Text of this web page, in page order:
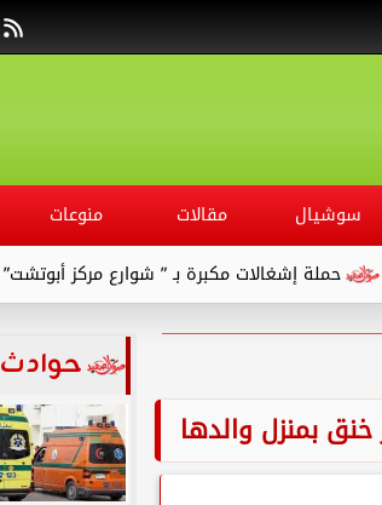
سوشيال مقالات منوعات
إشغالات مكبرة بـ ” شوارع مركز أبوتشت” شمال قنا
بمنزل والدها
حوادث